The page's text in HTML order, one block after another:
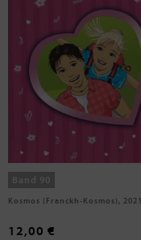
Sol, Mira
Die drei !!!, 90, Mission
Gipfelglück
Band 90
Kosmos (Franckh-Kosmos), 2021
12,00 €